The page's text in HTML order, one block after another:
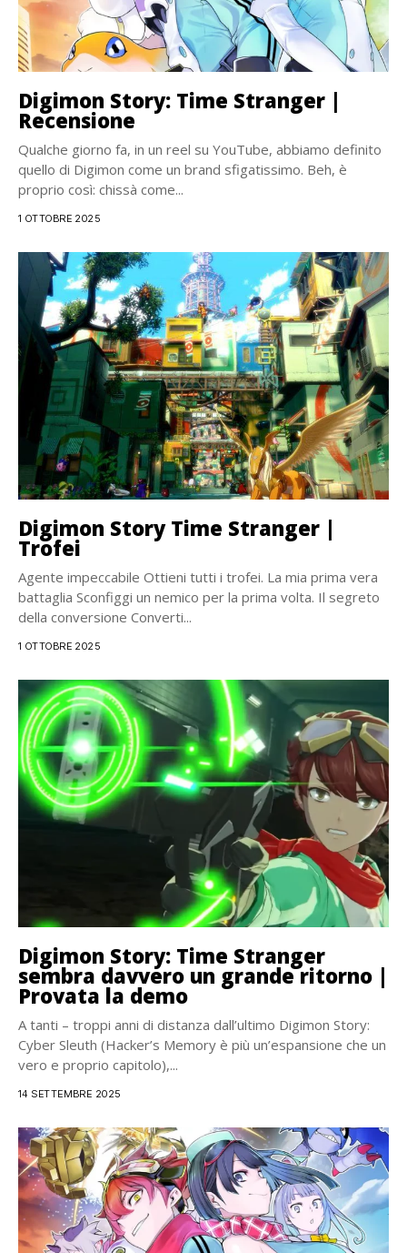
Digimon Story: Time Stranger |
Recensione
Qualche giorno fa, in un reel su YouTube, abbiamo definito
quello di Digimon come un brand sfigatissimo. Beh, è
proprio così: chissà come...
1 OTTOBRE 2025
Digimon Story Time Stranger |
Trofei
Agente impeccabile Ottieni tutti i trofei. La mia prima vera
battaglia Sconfiggi un nemico per la prima volta. Il segreto
della conversione Converti...
1 OTTOBRE 2025
Digimon Story: Time Stranger
sembra davvero un grande ritorno |
Provata la demo
A tanti – troppi anni di distanza dall’ultimo Digimon Story:
Cyber Sleuth (Hacker’s Memory è più un’espansione che un
vero e proprio capitolo),...
14 SETTEMBRE 2025